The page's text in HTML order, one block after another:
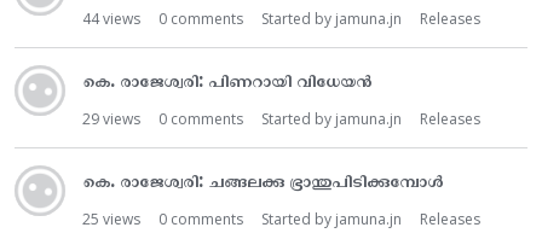
44views 0 comments Started by jamuna.jn Releases
കെ. രാജേശ്വരി: പിണറായി വിധേയൻ
29views 0 comments Started by jamuna.jn Releases
കെ. രാജേശ്വരി: ചങ്ങലക്കു ഭ്രാന്തുപിടിക്കുമ്പോൾ
25 views 0 comments Started by jamuna.jn Releases